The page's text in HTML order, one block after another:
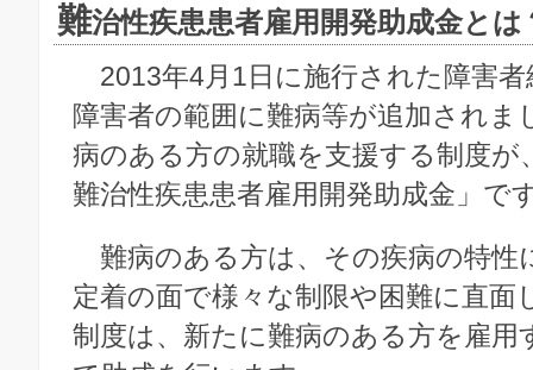
難治性疾患患者雇用開発助成金とは
2013年4月1日に施行された障害者
障害者の範囲に難病等が追加されま
病のある方の就職を支援する制度が
難治性疾患患者雇用開発助成金」で
難病のある方は、その疾病の特性
定着の面で様々な制限や困難に直面
制度は、新たに難病のある方を雇用